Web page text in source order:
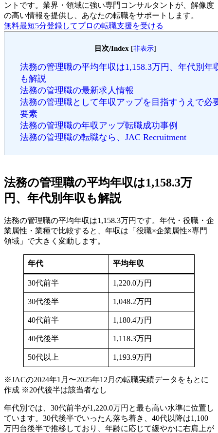
ントです。 業界・領域に強い専門コンサルタントが、解像度
の高い情報を提供し、あなたの転職をサポートします。
無料最短5分登録してプロの転職支援を受ける
目次/Index [非表示]
法務の管理職の平均年収は1,158.3万円、年代別年
も解説
法務の管理職の最新求人情報
法務の管理職として年収アップを目指すうえで必
要素
法務の管理職の年収アップ転職成功事例
法務の管理職の転職なら、JAC Recruitment
法務の管理職の平均年収は1,158.3万
円、年代別年収も解説
法務の管理職の平均年収は1,158.3万円です。年代・役職・企
業属性・業種で比較すると、年収は「役職×企業属性×専門
領域」で大きく変動します。
年代 平均年収
30代前半 1,220.0万円
30代後半 1,048.2万円
40代前半 1,180.4万円
40代後半 1,118.3万円
50代以上 1,193.9万円
※JACの2024年1月〜2025年12月の転職実績データをもとに
作成 ※20代後半は該当者なし
年代別では、30代前半が1,220.0万円と最も高い水準に位置し
ています。30代後半でいったん落ち着き、40代以降は1,100
万円台後半で推移しており、年齢に応じて緩やかに右肩上が